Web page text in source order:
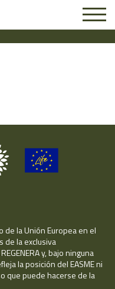
de la Unión Europea en el
de la exclusiva
y, bajo ninguna
la posición del EASME ni
que puede hacerse de la